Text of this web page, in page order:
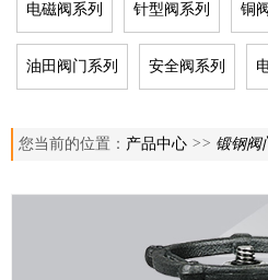
电磁阀系列 针型阀系列 铜
油田阀门系列 安全阀系列
您当前的位置： 产品中心 >> 锻钢阀